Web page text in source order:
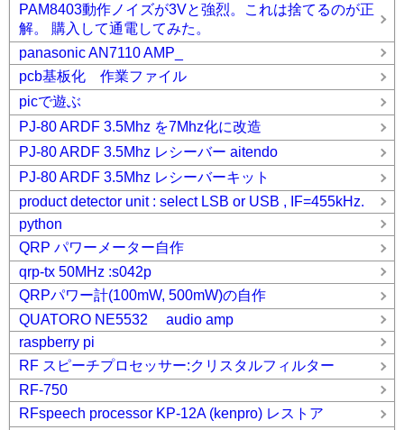
PAM8403動作ノイズが3Vと強烈。これは捨てるのが正
解。 購入して通電してみた。
panasonic AN7110 AMP_
pcb基板化 作業ファイル
picで遊ぶ
PJ-80 ARDF 3.5Mhz を7Mhz化に改造
PJ-80 ARDF 3.5Mhz レシーバー aitendo
PJ-80 ARDF 3.5Mhz レシーバーキット
product detector unit : select LSB or USB , IF=455kHz.
python
QRP パワーメーター自作
qrp-tx 50MHz :s042p
QRPパワー計(100mW, 500mW)の自作
QUATORO NE5532 audio amp
raspberry pi
RF スピーチプロセッサー:クリスタルフィルター
RF-750
RFspeech processor KP-12A (kenpro) レストア